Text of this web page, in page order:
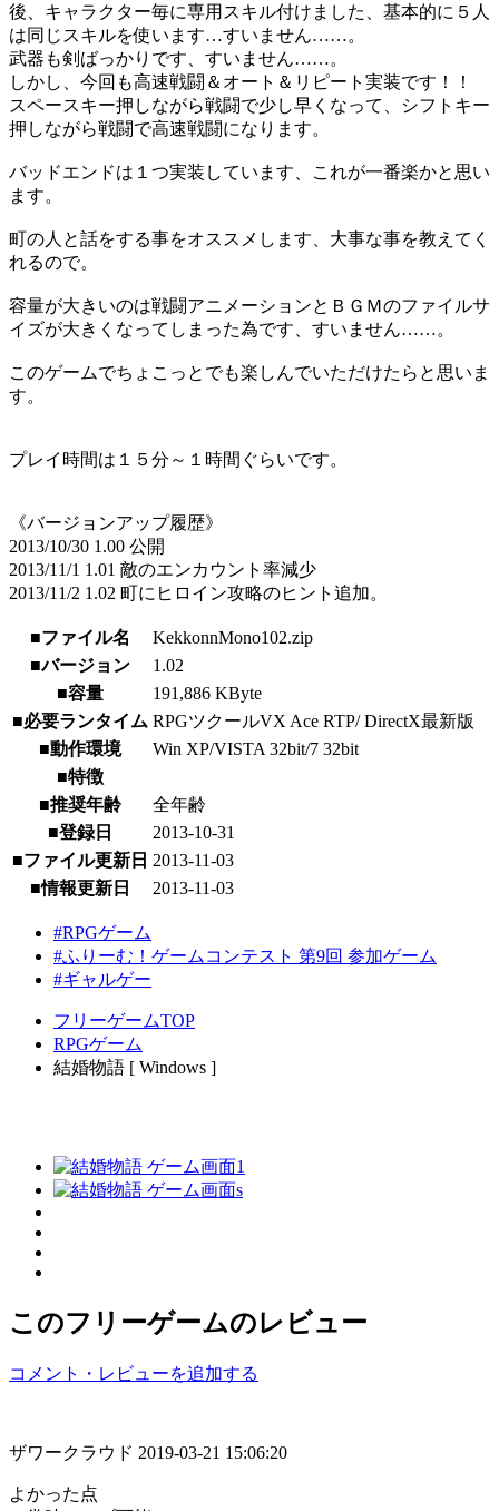
後、キャラクター毎に専用スキル付けました、基本的に５人
は同じスキルを使います…すいません……。
武器も剣ばっかりです、すいません……。
しかし、今回も高速戦闘＆オート＆リピート実装です！！
スペースキー押しながら戦闘で少し早くなって、シフトキー
押しながら戦闘で高速戦闘になります。
バッドエンドは１つ実装しています、これが一番楽かと思い
ます。
町の人と話をする事をオススメします、大事な事を教えてく
れるので。
容量が大きいのは戦闘アニメーションとＢＧＭのファイルサ
イズが大きくなってしまった為です、すいません……。
このゲームでちょこっとでも楽しんでいただけたらと思いま
す。
プレイ時間は１５分～１時間ぐらいです。
《バージョンアップ履歴》
2013/10/30 1.00 公開
2013/11/1 1.01 敵のエンカウント率減少
2013/11/2 1.02 町にヒロイン攻略のヒント追加。
■ファイル名
KekkonnMono102.zip
■バージョン
1.02
■容量
191,886 KByte
■必要ランタイム RPGツクールVX Ace RTP/ DirectX最新版
■動作環境
Win XP/VISTA 32bit/7 32bit
■特徴
■推奨年齢
全年齢
■登録日
2013-10-31
■ファイル更新日 2013-11-03
■情報更新日
2013-11-03
#RPGゲーム
#ふりーむ！ゲームコンテスト 第9回 参加ゲーム
#ギャルゲー
フリーゲームTOP
RPGゲーム
結婚物語 [ Windows ]
このフリーゲームのレビュー
コメント・レビューを追加する
ザワークラウド 2019-03-21 15:06:20
よかった点